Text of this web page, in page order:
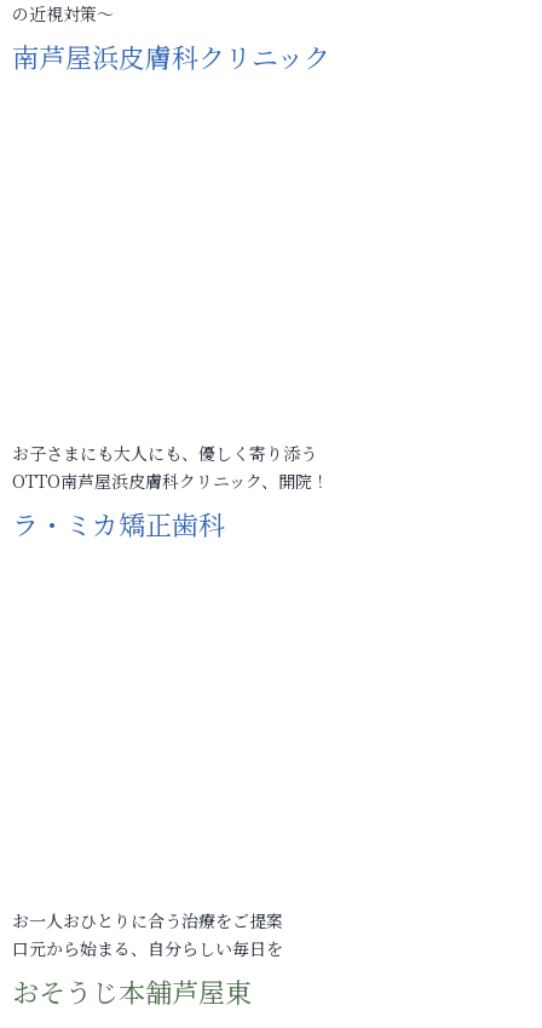
の近視対策～
南芦屋浜皮膚科クリニック
お子さまにも大人にも、優しく寄り添う
OTTO南芦屋浜皮膚科クリニック、開院！
ラ・ミカ矯正歯科
お一人おひとりに合う治療をご提案
口元から始まる、自分らしい毎日を
おそうじ本舗芦屋東